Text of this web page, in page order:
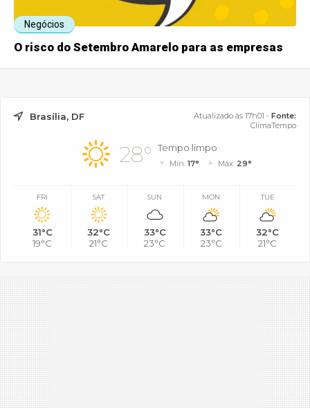
Negócios
O risco do Setembro Amarelo para as empresas
Brasília, DF Atualizado às 17h01 - Fonte:
ClimaTempo
28° Tempo limpo
Mín.17° Máx. 29°
FRI
31°C
19°C
SAT
32°C
21°C
SUN
33°C
23°C
MON
33°C
23°C
TUE
32°C
21°C